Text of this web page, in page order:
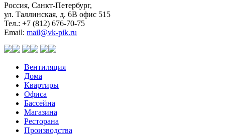
Россия, Санкт-Петербург,
ул. Таллинская, д. 6В офис 515
Тел.: +7 (812) 676-70-75
Email: mail@vk-pik.ru
Вентиляция
Дома
Квартиры
Офиса
Бассейна
Магазина
Ресторана
Производства